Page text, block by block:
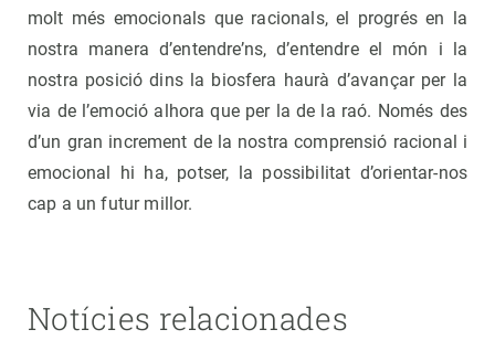
molt més emocionals que racionals, el progrés en la
nostra manera d’entendre’ns, d’entendre el món i la
nostra posició dins la biosfera haurà d’avançar per la
via de l’emoció alhora que per la de la raó. Només des
d’un gran increment de la nostra comprensió racional i
emocional hi ha, potser, la possibilitat d’orientar-nos
cap a un futur millor.
Notícies relacionades